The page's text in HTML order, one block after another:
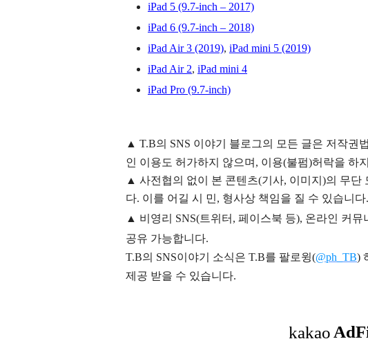
iPad 5 (9.7-inch – 2017)
iPad 6 (9.7-inch – 2018)
iPad Air 3 (2019), iPad mini 5 (2019)
iPad Air 2, iPad mini 4
iPad Pro (9.7‑inch)
▲ T.B의 SNS 이야기 블 로그의 모든 글은 저작권
인 이용도 허가하지 않으며, 이용(불펌)허락을 하
▲ 사전협의 없이 본 콘텐츠(기사, 이미지)의 무단
다. 이를 어길 시 민, 형사상 책임을 질 수 있습니다.
▲ 비영리 SNS(트위터, 페이스북 등), 온라인 커뮤
공유 가능합니다.
T.B의 SNS이야기 소식은 T.B를 팔로윙(@ph_TB)
제공 받을 수 있습니다.